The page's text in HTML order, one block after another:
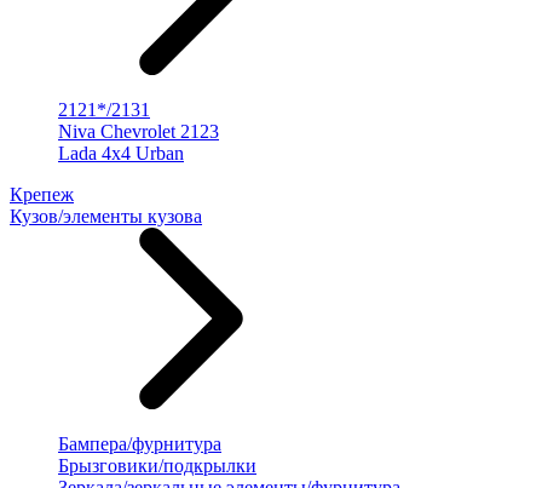
2121*/2131
Niva Chevrolet 2123
Lada 4x4 Urban
Крепеж
Кузов/элементы кузова
Бампера/фурнитура
Брызговики/подкрылки